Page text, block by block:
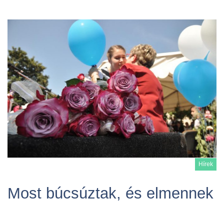
Hírek
Most búcsúztak, és elmennek